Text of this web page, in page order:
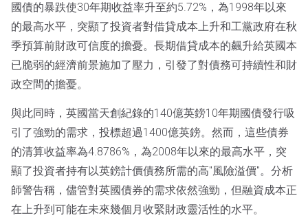
國債的暴跌使30年期收益率升至約5.72%，為1998年以來
的最高水平，突顯了投資者對借貸成本上升和工黨政府在秋
季預算前財政可信度的擔憂。長期借貸成本的飆升給英國本
已脆弱的經濟前景施加了壓力，引發了對債務可持續性和財
政空間的擔憂。
與此同時，英國當天創紀錄的140億英鎊10年期國債發行吸
引了強勁的需求，投標超過1400億英鎊。然而，這些債券
的清算收益率為4.8786%，為2008年以來的最高水平，突
顯了投資者持有以英鎊計價債務所需的高"風險溢價"。分析
師警告稱，儘管對英國債券的需求依然強勁，但融資成本正
在上升到可能在未來幾個月收緊財政靈活性的水平。